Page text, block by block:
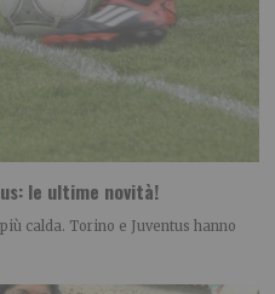
le ultime novità!
calda. Torino e Juventus hanno